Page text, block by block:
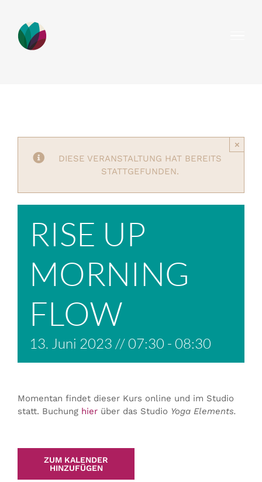
springen
DIESE VERANSTALTUNG HAT BEREITS
STATTGEFUNDEN.
×
RISE UP
MORNING
FLOW
13. Juni 2023 // 07:30 - 08:30
Momentan findet dieser Kurs online und im Studio
statt. Buchung hierüber das Studio Yoga Elements.
ZUM KALENDER
HINZUFÜGEN